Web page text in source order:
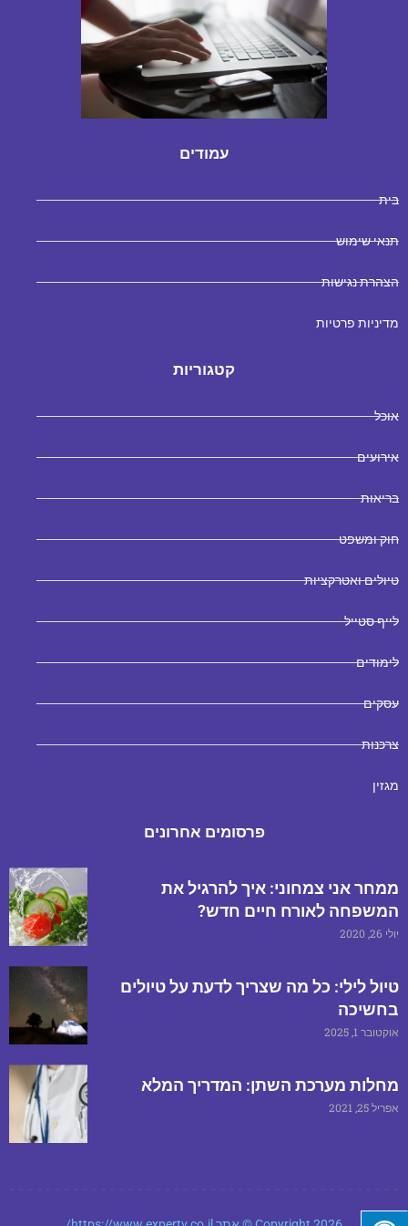
עמודים
בית
תנאי שימוש
הצהרת נגישות
מדיניות פרטיות
קטגוריות
אוכל
אירועים
בריאות
חוק ומשפט
טיולים ואטרקציות
לייף סטייל
לימודים
עסקים
צרכנות
מגזין
פרסומים אחרונים
ממחר אני צמחוני: איך להרגיל את
המשפחה לאורח חיים חדש?
יולי 26, 2020
טיול לילי: כל מה שצריך לדעת על טיולים
בחשיכה
אוקטובר 1, 2025
מחלות מערכת השתן: המדריך המלא
אפריל 25, 2021